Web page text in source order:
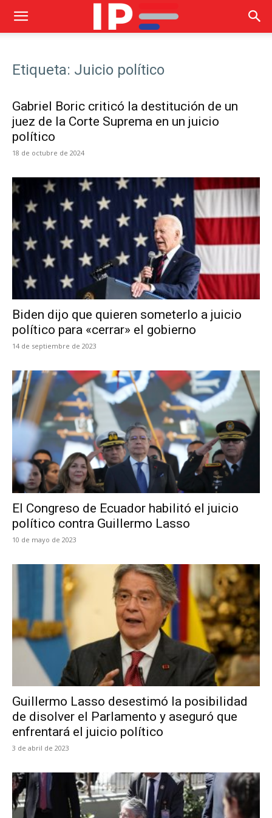
Etiqueta: Juicio político
Gabriel Boric criticó la destitución de un
juez de la Corte Suprema en un juicio
político
18 de octubre de 2024
Biden dijo que quieren someterlo a juicio
político para «cerrar» el gobierno
14 de septiembre de 2023
El Congreso de Ecuador habilitó el juicio
político contra Guillermo Lasso
10 de mayo de 2023
Guillermo Lasso desestimó la posibilidad
de disolver el Parlamento y aseguró que
enfrentará el juicio político
3 de abril de 2023